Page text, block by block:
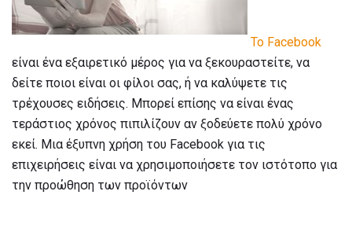
Το Facebook
είναι ένα εξαιρετικό μέρος για να ξεκουραστείτε, να
δείτε ποιοι είναι οι φίλοι σας, ή να καλύψετε τις
τρέχουσες ειδήσεις. Μπορεί επίσης να είναι ένας
τεράστιος χρόνος πιπιλίζουν αν ξοδεύετε πολύ χρόνο
εκεί. Μια έξυπνη χρήση του Facebook για τις
επιχειρήσεις είναι να χρησιμοποιήσετε τον ιστότοπο για
την προώθηση των προϊόντων